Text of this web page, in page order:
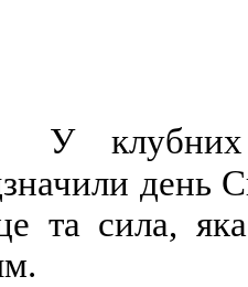
У клубних
день
та сила,